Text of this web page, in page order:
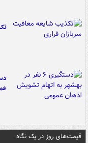
قیمت‌های روز در یک نگاه